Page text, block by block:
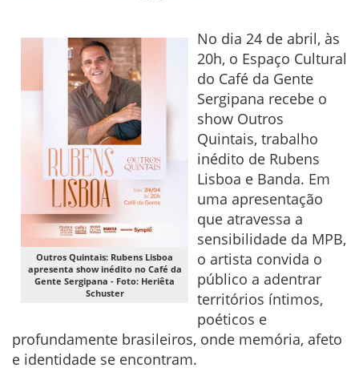
Outros Quintais: Rubens Lisboa
apresenta show inédito no Café da
Gente Sergipana - Foto: Heriêta
Schuster
No dia 24 de abril, às
20h, o Espaço Cultural
do Café da Gente
Sergipana recebe o
show Outros
Quintais, trabalho
inédito de Rubens
Lisboa e Banda. Em
uma apresentação
que atravessa a
sensibilidade da MPB,
o artista convida o
público a adentrar
territórios íntimos,
poéticos e
profundamente brasileiros, onde memória, afeto
e identidade se encontram.